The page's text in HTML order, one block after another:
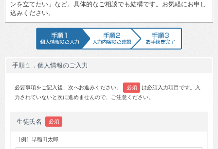
ンを立てたい」など。具体的なご相談でも結構です。お気軽にお申し
込みください。
手順1 個人情報のご入力手順2 入力内容のご確認
手順１．個人情報のご入力
必要事項をご記入後、次へお進みください。 必須
は必須入力項目です。入
力されていないと次に進めませんので、ご注意ください。
生徒氏名 必須
［例］早稲田太郎